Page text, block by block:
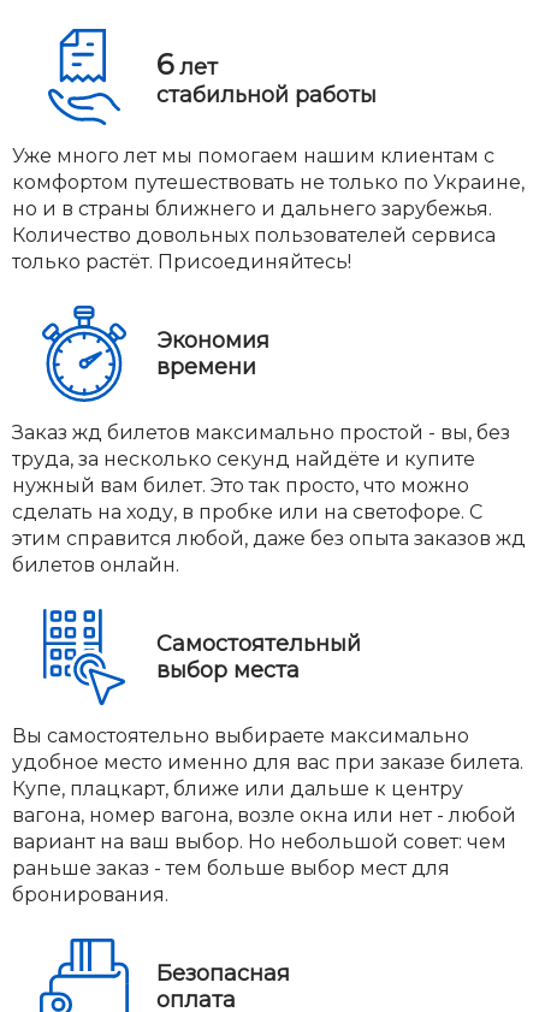
6лет
стабильной работы
Уже много лет мы помогаем нашим клиентам с
комфортом путешествовать не только по Украине,
но и в страны ближнего и дальнего зарубежья.
Количество довольных пользователей сервиса
только растёт. Присоединяйтесь!
Экономия
времени
Заказ жд билетов максимально простой - вы, без
труда, за несколько секунд найдёте и купите
нужный вам билет. Это так просто, что можно
сделать на ходу, в пробке или на светофоре. С
этим справится любой, даже без опыта заказов жд
билетов онлайн.
Самостоятельный
выбор места
Вы самостоятельно выбираете максимально
удобное место именно для вас при заказе билета.
Купе, плацкарт, ближе или дальше к центру
вагона, номер вагона, возле окна или нет - любой
вариант на ваш выбор. Но небольшой совет: чем
раньше заказ - тем больше выбор мест для
бронирования.
Безопасная
оплата